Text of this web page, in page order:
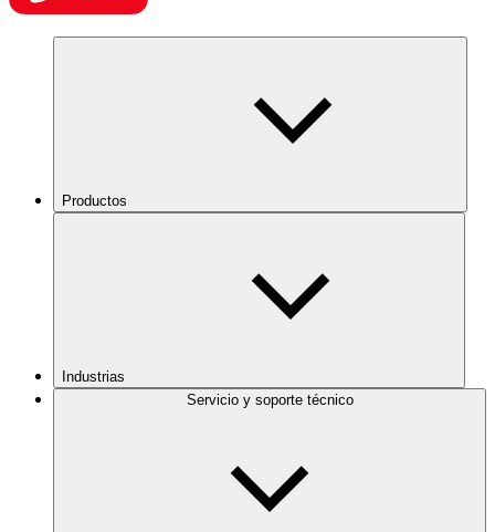
Productos
Industrias
Servicio y soporte técnico